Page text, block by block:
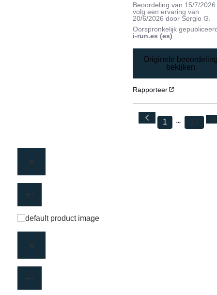
Beoordeling van 15/7/2026
volg een ervaring van
20/6/2026 door Sergio G.
Oorspronkelijk
i-run.es (es)
Originele
bekijken
Rapporteer
1 13